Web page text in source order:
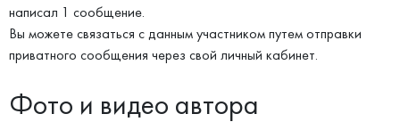
написал 1 сообщение.
Вы можете связаться с данным участником путем отправки
приватного сообщения через свой личный кабинет.
Фото и видео автора